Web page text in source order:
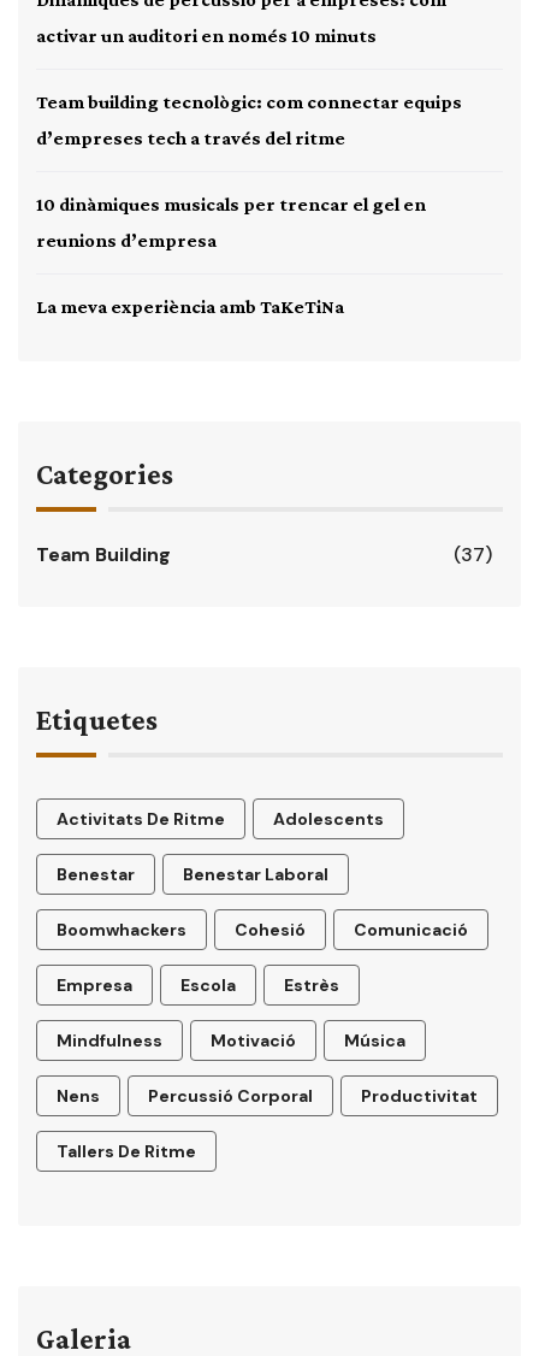
activar un auditori en només 10 minuts
Team building tecnològic: com connectar equips
d’empreses tech a través del ritme
10 dinàmiques musicals per trencar el gel en
reunions d’empresa
La meva experiència amb TaKeTiNa
Categories
Team Building (37)
Etiquetes
Activitats De Ritme Adolescents
Benestar Benestar Laboral
Boomwhackers Cohesió Comunicació
Empresa Escola Estrès
Mindfulness Motivació Música
Nens Percussió Corporal Productivitat
Tallers De Ritme
Galeria